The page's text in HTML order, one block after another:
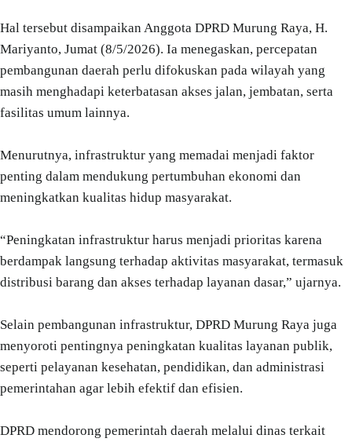
Hal tersebut disampaikan Anggota DPRD Murung Raya, H.
Mariyanto, Jumat (8/5/2026). Ia menegaskan, percepatan
pembangunan daerah perlu difokuskan pada wilayah yang
masih menghadapi keterbatasan akses jalan, jembatan, serta
fasilitas umum lainnya.
Menurutnya, infrastruktur yang memadai menjadi faktor
penting dalam mendukung pertumbuhan ekonomi dan
meningkatkan kualitas hidup masyarakat.
“Peningkatan infrastruktur harus menjadi prioritas karena
berdampak langsung terhadap aktivitas masyarakat, termasuk
distribusi barang dan akses terhadap layanan dasar,” ujarnya.
Selain pembangunan infrastruktur, DPRD Murung Raya juga
menyoroti pentingnya peningkatan kualitas layanan publik,
seperti pelayanan kesehatan, pendidikan, dan administrasi
pemerintahan agar lebih efektif dan efisien.
DPRD mendorong pemerintah daerah melalui dinas terkait